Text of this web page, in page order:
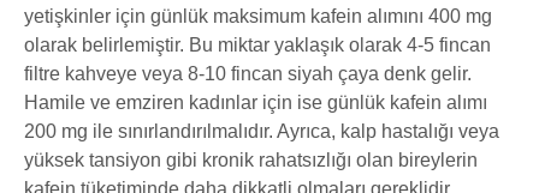
yetişkinler için günlük maksimum kafein alımını 400 mg
olarak belirlemiştir. Bu miktar yaklaşık olarak 4-5 fincan
filtre kahveye veya 8-10 fincan siyah çaya denk gelir.
Hamile ve emziren kadınlar için ise günlük kafein alımı
200 mg ile sınırlandırılmalıdır. Ayrıca, kalp hastalığı veya
yüksek tansiyon gibi kronik rahatsızlığı olan bireylerin
kafein tüketiminde daha dikkatli olmaları gereklidir.